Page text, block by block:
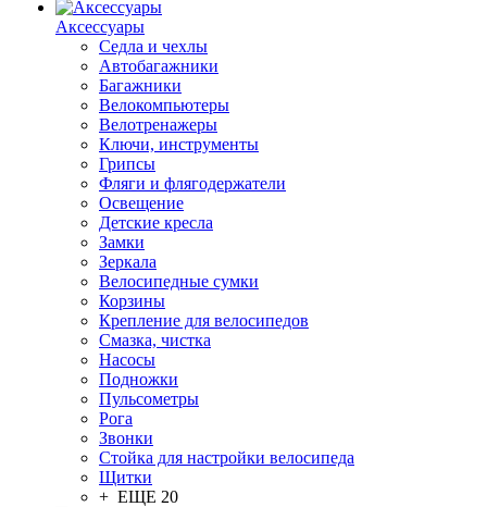
Аксессуары
Седла и чехлы
Автобагажники
Багажники
Велокомпьютеры
Велотренажеры
Ключи, инструменты
Грипсы
Фляги и флягодержатели
Освещение
Детские кресла
Замки
Зеркала
Велосипедные сумки
Корзины
Крепление для велосипедов
Смазка, чистка
Насосы
Подножки
Пульсометры
Рога
Звонки
Стойка для настройки велосипеда
Щитки
+ ЕЩЕ 20